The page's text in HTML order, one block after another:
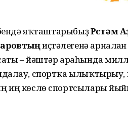
яҡташтарыбыҙРөстәм
иҫтәлегенә
– йәштәр араһында
спортҡа ылыҡтырыу,
иң көслө спортсылары